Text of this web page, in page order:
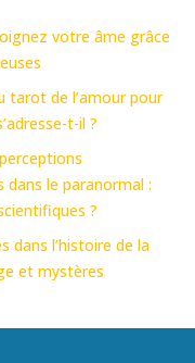
votre âme grâce
tarot de l’amour pour
t-il ?
dans le paranormal :
?
dans l’histoire de la
et mystères